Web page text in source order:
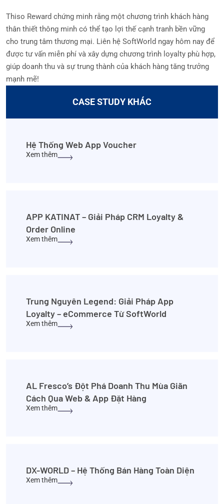
Thiso Reward chứng minh rằng một chương trình khách hàng
thân thiết thông minh có thể tạo lợi thế cạnh tranh bền vững
cho trung tâm thương mại. Liên hệ SoftWorld ngay hôm nay để
được tư vấn miễn phí và xây dựng chương trình loyalty phù hợp,
giúp doanh thu và sự trung thành của khách hàng tăng trưởng
mạnh mẽ!
CASE STUDY KHÁC
Hệ Thống Web App Voucher
Xem thêm
APP KATINAT – Giải Pháp CRM Loyalty &
Order Online
Xem thêm
Trung Nguyên Legend: Giải Pháp App
Loyalty – eCommerce Từ SoftWorld
Xem thêm
AL Fresco’s Đột Phá Doanh Thu Mùa Giãn
Cách Qua Web & App Đặt Hàng
Xem thêm
DX-WORLD – Hệ Thống Bán Hàng Toàn Diện
Xem thêm